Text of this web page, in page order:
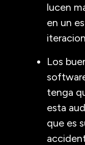
lucen
en un
Los
tenga
esta
que es